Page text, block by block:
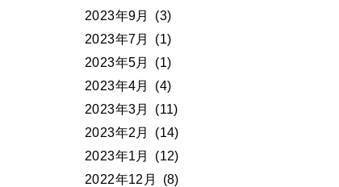
2023年9月
(3)
2023年7月
(1)
2023年5月
(1)
2023年4月
(4)
2023年3月
(11)
2023年2月
(14)
2023年1月
(12)
2022年12月
(8)